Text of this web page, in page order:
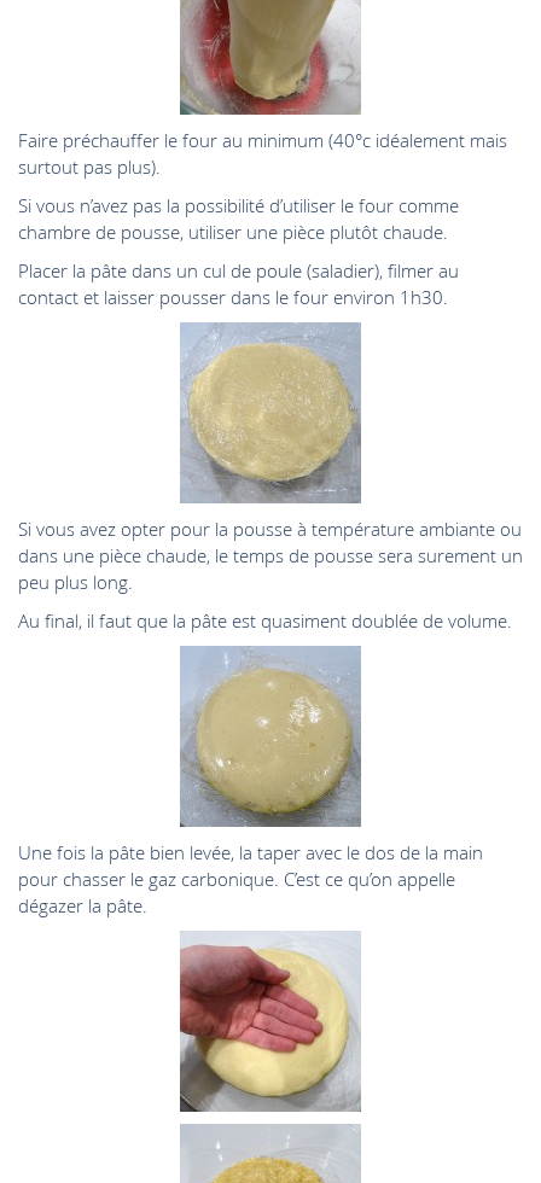
Faire préchauffer le four au minimum (40°c idéalement mais
surtout pas plus).
Si vous n’avez pas la possibilité d’utiliser le four comme
chambre de pousse, utiliser une pièce plutôt chaude.
Placer la pâte dans un cul de poule (saladier), filmer au
contact et laisser pousser dans le four environ 1h30.
Si vous avez opter pour la pousse à température ambiante ou
dans une pièce chaude, le temps de pousse sera surement un
peu plus long.
Au final, il faut que la pâte est quasiment doublée de volume.
Une fois la pâte bien levée, la taper avec le dos de la main
pour chasser le gaz carbonique. C’est ce qu’on appelle
dégazer la pâte.